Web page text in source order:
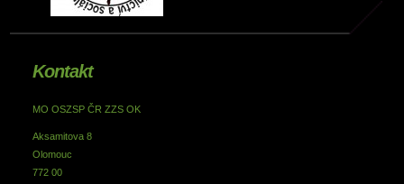
Kontakt
MO OSZSP ČR ZZS OK
Aksamitova 8
Olomouc
772 00